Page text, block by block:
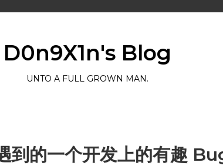
D0n9X1n's Blog
UNTO A FULL GROWN MAN.
到的一个开发上的有趣